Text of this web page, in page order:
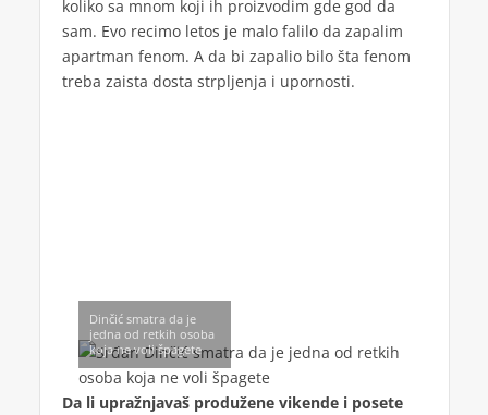
koliko sa mnom koji ih proizvodim gde god da
sam. Evo recimo letos je malo falilo da zapalim
apartman fenom. A da bi zapalio bilo šta fenom
treba zaista dosta strpljenja i upornosti.
Dinčić smatra da je
jedna od retkih osoba
koja ne voli špagete
Da li upražnjavaš produžene vikende i posete